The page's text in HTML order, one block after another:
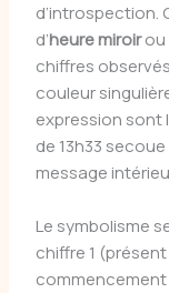
d’introspection.
d’heure miroirou
chiffres
couleur
expression sont
de 13h33
message
Le symbolisme
chiffre 1
commencement